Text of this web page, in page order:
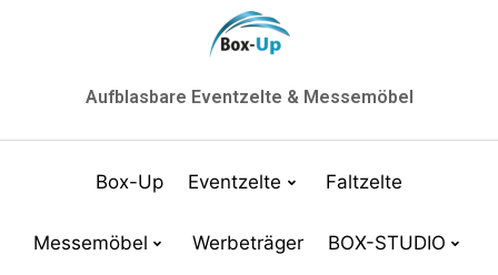
Aufblasbare Eventzelte & Messemöbel
Box-Up Eventzelte Faltzelte
Messemöbel Werbeträger BOX-STUDIO